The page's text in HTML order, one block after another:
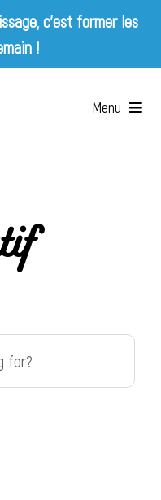
c’est former les
!
Menu